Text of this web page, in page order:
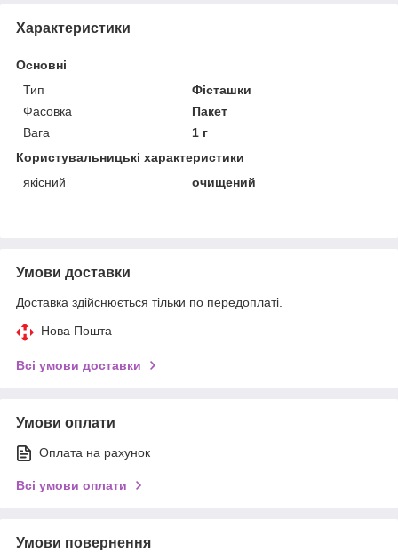
Характеристики
Основні
Тип
Фісташки
Фасовка
Пакет
Вага
1 г
Користувальницькі характеристики
якісний
очищений
Умови доставки
Доставка здійснюється тільки по передоплаті.
Нова Пошта
Всі умови доставки
Умови оплати
Оплата на рахунок
Всі умови оплати
Умови повернення